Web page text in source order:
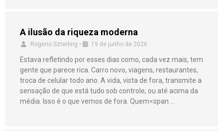
A ilusão da riqueza moderna
Rogerio Szterling • 19 de junho de 2026
Estava refletindo por esses dias como, cada vez mais, tem
gente que parece rica. Carro novo, viagens, restaurantes,
troca de celular todo ano. A vida, vista de fora, transmite a
sensação de que está tudo sob controle, ou até acima da
média. Isso é o que vemos de fora. Quem<span …